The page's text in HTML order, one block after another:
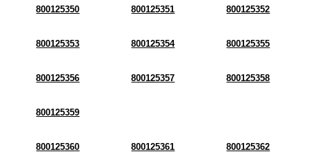
800125350 800125351 800125352
800125353 800125354 800125355
800125356 800125357 800125358
800125359
800125360 800125361 800125362